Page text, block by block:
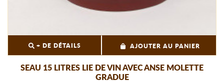
+ DE DÉTAILS AJOUTER AU PANIER
SEAU 15 LITRES LIE DE VIN AVEC ANSE MOLETTE
GRADUE